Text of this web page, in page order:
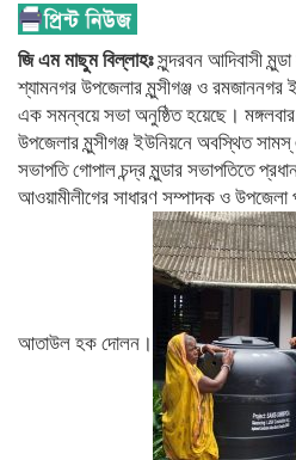
জি এম মাছুম বিল্লাহঃসুন্দরবন আদিবাসী
শ্যামনগর উপজেলার মুন্সীগঞ্জ ও রমজাননগর
এক সমন্বয়ে সভা অনুষ্ঠিত হয়েছে।
উপজেলার মুন্সীগঞ্জ ইউনিয়নে অবস্থিত সামস্
সভাপতি গোপাল চন্দ্র মুন্ডার সভাপতিতে
আওয়ামীলীগের সাধারণ সম্পাদক ও উপজেলা
আতাউল হক দোলন।